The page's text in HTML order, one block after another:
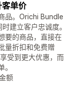
单价
品。Orichi Bundle
建立客户忠诚度。
要的商品，直接在
量折扣和免费赠
受到更大优惠，而
额